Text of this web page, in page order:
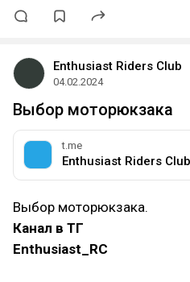
Enthusiast Riders Club
04.02.2024
Выбор моторюкзака
t.me
Выбор моторюкзака.
Канал в ТГ
Enthusiast_RC